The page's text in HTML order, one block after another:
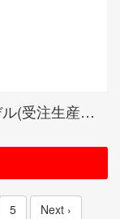
ユニコーン二十五周年記念特製モデル(受注生産限定品)
5 Next ›